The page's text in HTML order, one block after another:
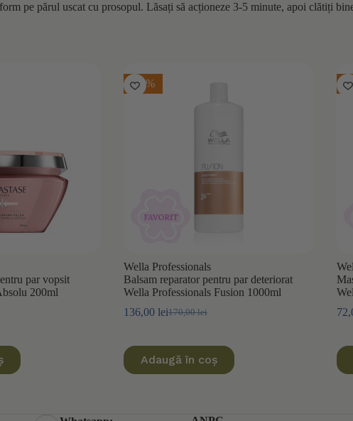
pe părul uscat cu prosopul. Lăsați să acționeze 3-5 minute, apoi clătiți
par vopsit
200ml
-20%
Wella Professionals
Balsam reparator pentru par deteriorat
Wella Professionals Fusion 1000ml
170,00lei
Prețul
a
fost:
170,00 lei.
136,00 leiPrețul
este:
136,00 lei.
Adaugă în coș
-